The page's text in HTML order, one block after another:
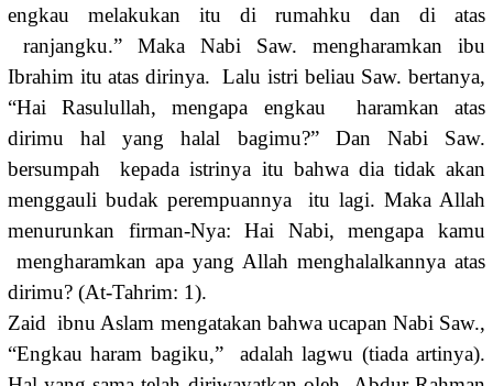
engkau melakukan itu di rumahku dan di atas
ranjangku.” Maka Nabi Saw. mengharamkan ibu
Ibrahim itu atas dirinya. Lalu istri beliau Saw. bertanya,
“Hai Rasulullah, mengapa engkau haramkan atas
dirimu hal yang halal bagimu?” Dan Nabi Saw.
bersumpah kepada istrinya itu bahwa dia tidak akan
menggauli budak perempuannya itu lagi. Maka Allah
menurunkan firman-Nya: Hai Nabi, mengapa kamu
mengharamkan apa yang Allah menghalalkannya atas
dirimu? (At-Tahrim: 1).
Zaid ibnu Aslam mengatakan bahwa ucapan Nabi Saw.,
“Engkau haram bagiku,” adalah lagwu (tiada artinya).